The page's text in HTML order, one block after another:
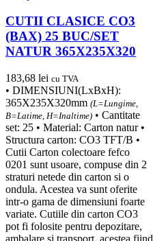
CUTII CLASICE CO3
(BAX) 25 BUC/SET
NATUR 365X235X320
183,68 lei cu TVA
• DIMENSIUNI(LxBxH):
365X235X320mm (L=Lungime,
B=Latime, H=Inaltime) • Cantitate
set: 25 • Material: Carton natur •
Structura carton: CO3 TFT/B •
Cutii Carton colectoare fefco
0201 sunt usoare, compuse din 2
straturi netede din carton si o
ondula. Acestea va sunt oferite
intr-o gama de dimensiuni foarte
variate. Cutiile din carton CO3
pot fi folosite pentru depozitare,